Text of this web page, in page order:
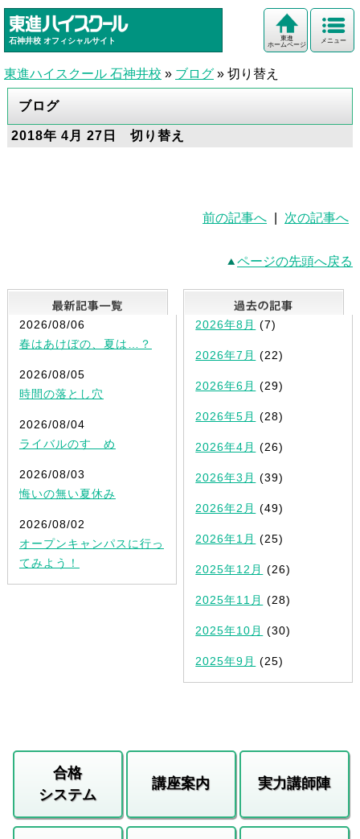
石神井校 オフィシャルサイト メニュー
東進
ホームページ
東進ハイスクール 石神井校 » ブログ » 切り替え
ブログ
2018年 4月 27日 切り替え
前の記事へ 次の記事へ
ページの先頭へ戻る
最新記事一覧
2026/08/06
春はあけぼの、夏は…？
2026/08/05
時間の落とし穴
2026/08/04
ライバルのすゝめ
2026/08/03
悔いの無い夏休み
2026/08/02
オープンキャンパスに行っ
てみよう！
2026年8月 (7)
2026年7月 (22)
2026年6月 (29)
2026年5月 (28)
2026年4月 (26)
2026年3月 (39)
2026年2月 (49)
2026年1月 (25)
2025年12月 (26)
2025年11月 (28)
2025年10月 (30)
2025年9月 (25)
合格
システム
講座案内 実力講師陣